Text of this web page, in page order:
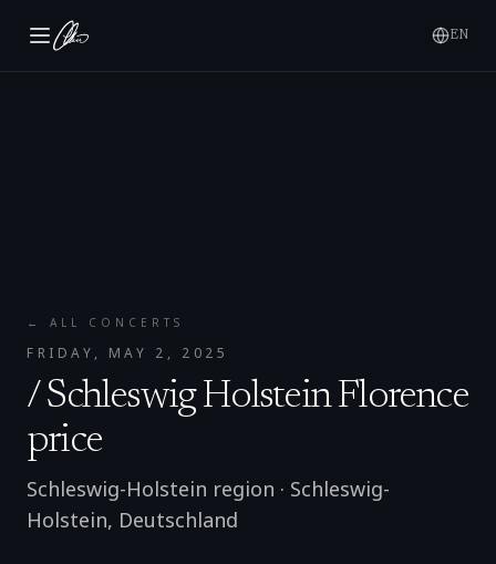
EN
← ALL CONCERTS
FRIDAY, MAY 2, 2025
/ Schleswig Holstein Florence
price
Schleswig-Holstein region · Schleswig-
Holstein, Deutschland